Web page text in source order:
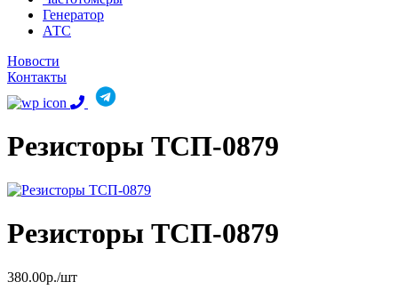
Генератор
АТС
Новости
Контакты
Резисторы ТСП-0879
Резисторы ТСП-0879
380.00р./шт